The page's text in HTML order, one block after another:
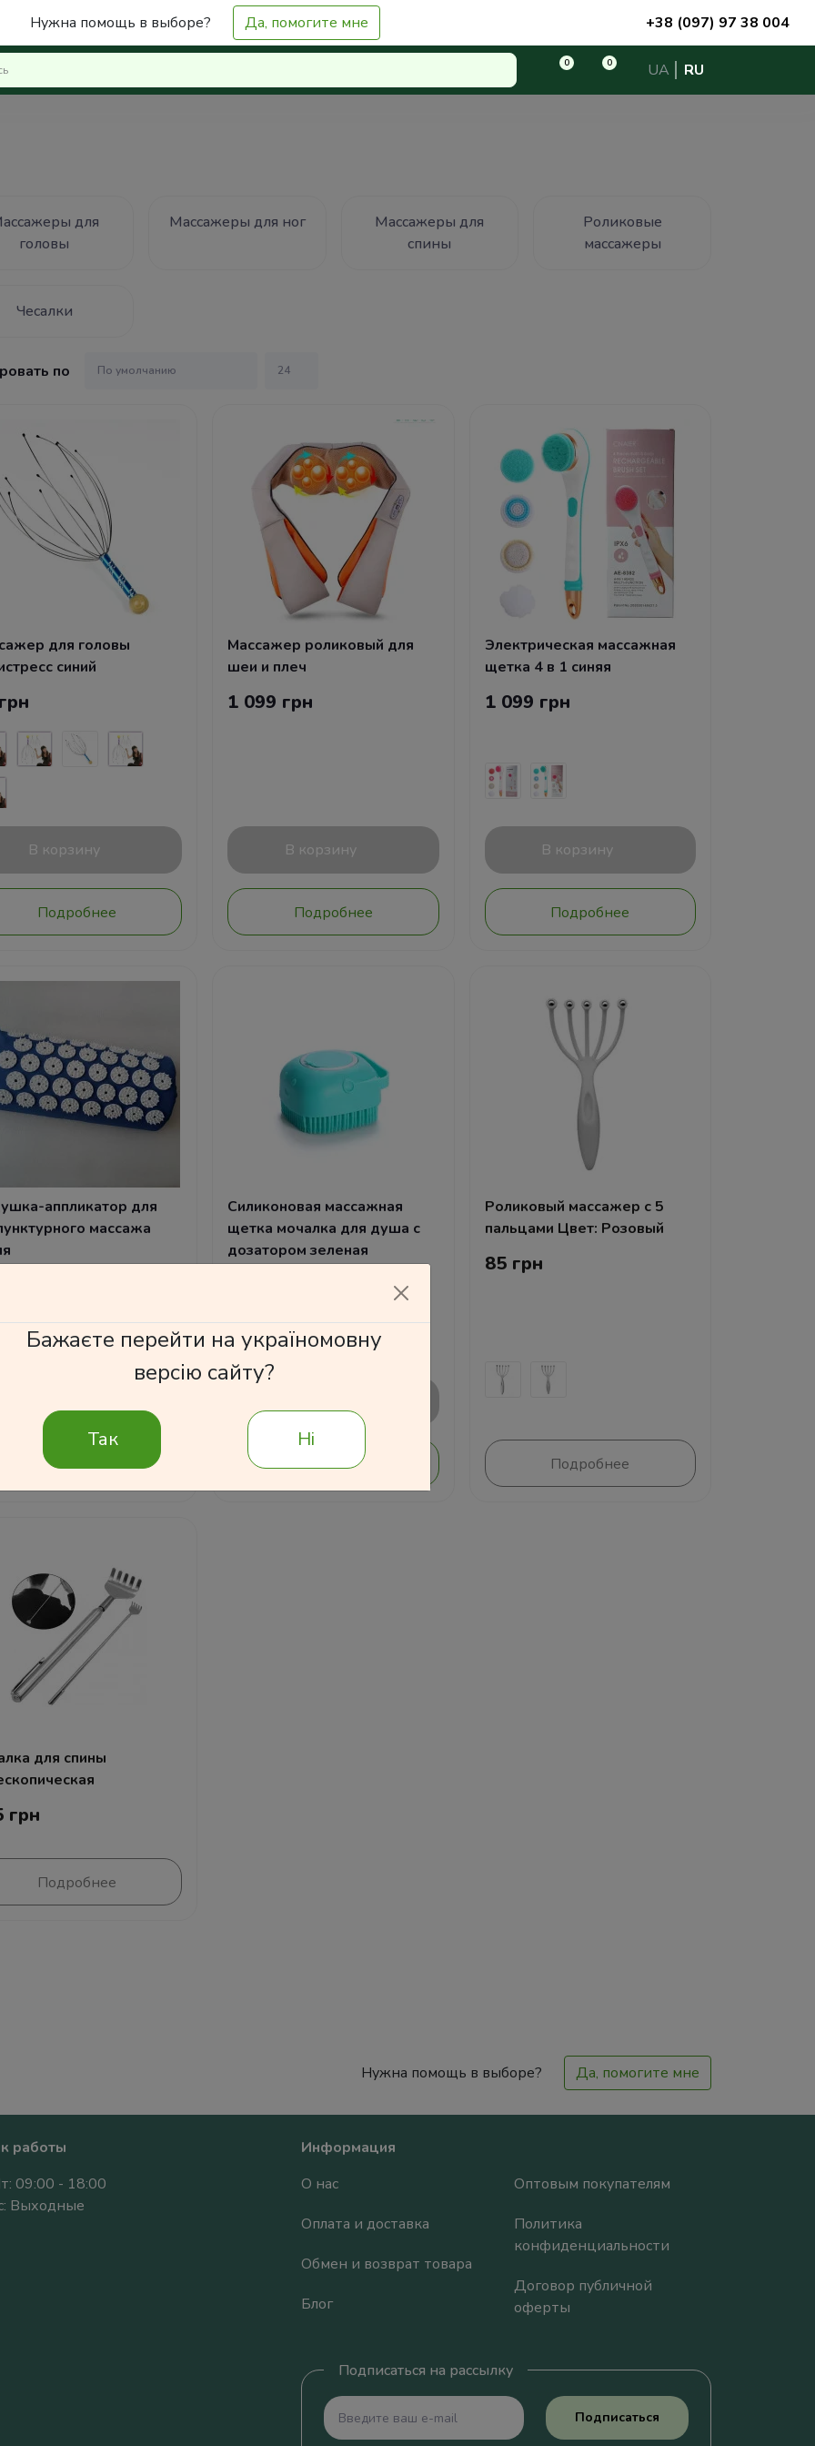
Нужна помощь в выборе? Да, помогите мне +38 (097) 97 38 004
0 0 UA RU
для
головы
Массажеры для ног
Массажеры для
спины
Роликовые
массажеры
Чесалки
по
для головы
синий
В корзину
Подробнее
Массажер роликовый для
шеи и плеч
1 099 грн
В корзину
Подробнее
Электрическая массажная
щетка 4 в 1 синяя
1 099 грн
В корзину
Подробнее
аппликатор для
массажа
Подробнее
Силиконовая массажная
щетка мочалка для душа с
дозатором зеленая
Подробнее
Роликовый массажер с 5
пальцами Цвет: Розовый
85 грн
Подробнее
для спины
грн
Подробнее
Нужна помощь в выборе? Да, помогите мне
работы
09:00 - 18:00
Выходные
Информация
О нас
Оплата и доставка
Обмен и возврат товара
Блог
Оптовым покупателям
Политика
конфиденциальности
Договор публичной
оферты
Подписаться на рассылку
Подписаться
Бажаєте перейти на україномовну
версію сайту?
Так Ні